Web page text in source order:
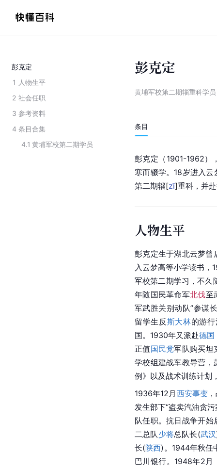
彭克定
1 人物生平
2 社会任职
3 参考资料
4 条目合集
4.1 黄埔军校第二期学员
彭克定
黄埔军校第二期辎重科学员
条目
彭克定（1901-1962）
寒而辍学。18岁进入
第二期辎[zī]重科，并
人物生平
彭克定生于湖北云梦曾
入云梦高等小学读书，
军校第二期学习，不久
年随国民革命军北伐至
军武胜关别动队”参谋
留学生反斯大林的游
国。1930年又派赴德国
正值国民党军队购买坦
学校组建战车教导营，
例》以及战术训练计划
1936年12月 西安事变
发生部下“盗卖汽油贪
队任职。抗日战争开始
二总队 少将总队长(武汉
长(陕西)。1944年秋任
巴川银行。1948年2月